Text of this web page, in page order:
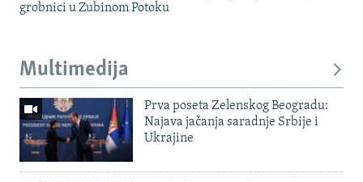
grobnici u Zubinom Potoku
Multimedija
Prva poseta Zelenskog Beogradu:
Najava jačanja saradnje Srbije i
Ukrajine